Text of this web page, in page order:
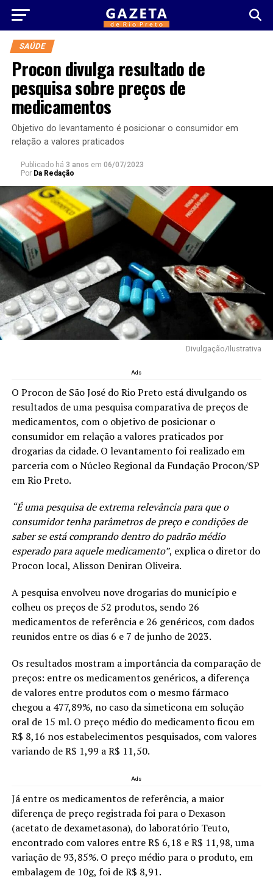
SAÚDE
Procon divulga resultado de
pesquisa sobre preços de
medicamentos
Objetivo do levantamento é posicionar o consumidor em
relação a valores praticados
Publicado há 3 anos em 06/07/2023
Por Da Redação
Divulgação/Ilustrativa
Ads
O Procon de São José do Rio Preto está divulgando os
resultados de uma pesquisa comparativa de preços de
medicamentos, com o objetivo de posicionar o
consumidor em relação a valores praticados por
drogarias da cidade. O levantamento foi realizado em
parceria com o Núcleo Regional da Fundação Procon/SP
em Rio Preto.
“É uma pesquisa de extrema relevância para que o
consumidor tenha parâmetros de preço e condições de
saber se está comprando dentro do padrão médio
esperado para aquele medicamento”, explica o diretor do
Procon local, Alisson Deniran Oliveira.
A pesquisa envolveu nove drogarias do município e
colheu os preços de 52 produtos, sendo 26
medicamentos de referência e 26 genéricos, com dados
reunidos entre os dias 6 e 7 de junho de 2023.
Os resultados mostram a importância da comparação de
preços: entre os medicamentos genéricos, a diferença
de valores entre produtos com o mesmo fármaco
chegou a 477,89%, no caso da simeticona em solução
oral de 15 ml. O preço médio do medicamento ficou em
R$ 8,16 nos estabelecimentos pesquisados, com valores
variando de R$ 1,99 a R$ 11,50.
Ads
Já entre os medicamentos de referência, a maior
diferença de preço registrada foi para o Dexason
(acetato de dexametasona), do laboratório Teuto,
encontrado com valores entre R$ 6,18 e R$ 11,98, uma
variação de 93,85%. O preço médio para o produto, em
embalagem de 10g, foi de R$ 8,91.